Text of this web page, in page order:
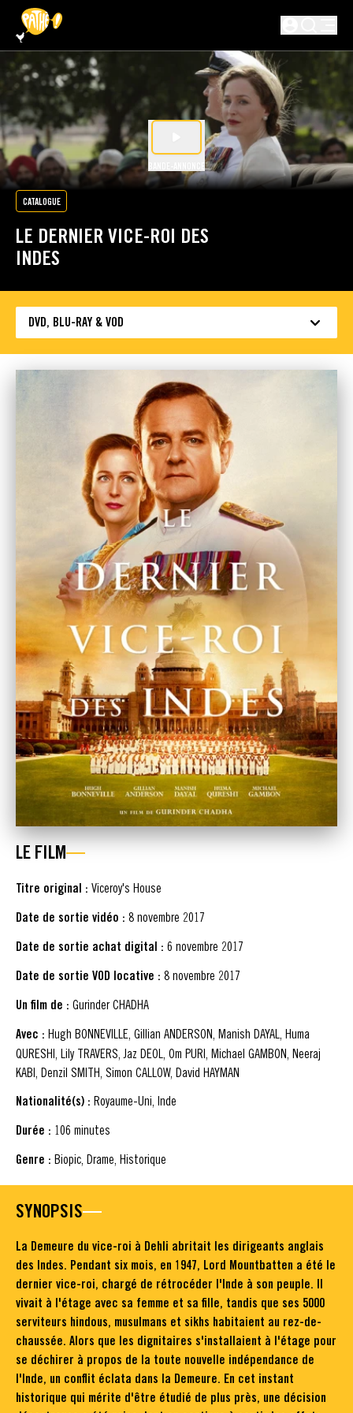
PASSER AU CONTENU PRINCIPAL
BANDE-ANNONCE
CATALOGUE
LE DERNIER VICE-ROI DES
INDES
DVD, BLU-RAY & VOD
LE FILM
Titre original : Viceroy's House
Date de sortie vidéo : 8 novembre 2017
Date de sortie achat digital : 6 novembre 2017
Date de sortie VOD locative : 8 novembre 2017
Un film de : Gurinder CHADHA
Avec : Hugh BONNEVILLE, Gillian ANDERSON, Manish DAYAL, Huma
QURESHI, Lily TRAVERS, Jaz DEOL, Om PURI, Michael GAMBON, Neeraj
KABI, Denzil SMITH, Simon CALLOW, David HAYMAN
Nationalité(s) : Royaume-Uni, Inde
Durée : 106 minutes
Genre : Biopic, Drame, Historique
SYNOPSIS
La Demeure du vice-roi à Dehli abritait les dirigeants anglais
des Indes. Pendant six mois, en 1947, Lord Mountbatten a été le
dernier vice-roi, chargé de rétrocéder l'Inde à son peuple. Il
vivait à l'étage avec sa femme et sa fille, tandis que ses 5000
serviteurs hindous, musulmans et sikhs habitaient au rez-de-
chaussée. Alors que les dignitaires s'installaient à l'étage pour
se déchirer à propos de la toute nouvelle indépendance de
l'Inde, un conflit éclata dans la Demeure. En cet instant
historique qui mérite d'être étudié de plus près, une décision